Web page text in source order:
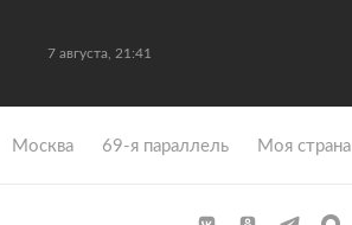
7 августа, 21:41
Москва 69-я параллель Моя страна